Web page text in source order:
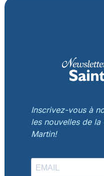
Inscrivez-vous à
les nouvelles de la
Martin!